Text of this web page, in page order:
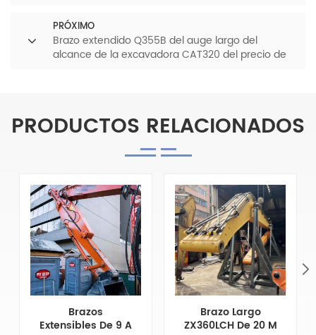
PRÓXIMO
Brazo extendido Q355B del auge largo del
alcance de la excavadora CAT320 del precio de
PRODUCTOS RELACIONADOS
Brazos
Extensibles De 9 A
Brazo Largo
ZX360LCH De 20 M